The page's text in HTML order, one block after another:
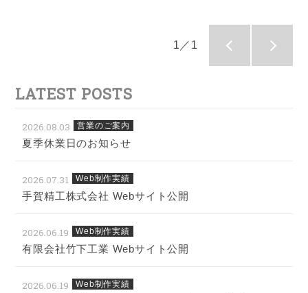
1／1
LATEST POSTS
2026.08.03 営業のご案内
夏季休業日のお知らせ
2026.07.31 Web制作実績
手賀精工株式会社 Webサイト公開
2026.06.19 Web制作実績
有限会社竹下工業 Webサイト公開
2026.06.19 Web制作実績